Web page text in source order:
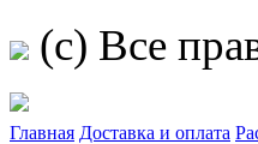
(c) Все
Главная Доставка и оплата